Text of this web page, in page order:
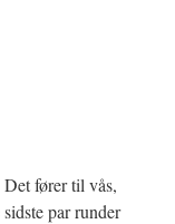
fører til vås,
par runder